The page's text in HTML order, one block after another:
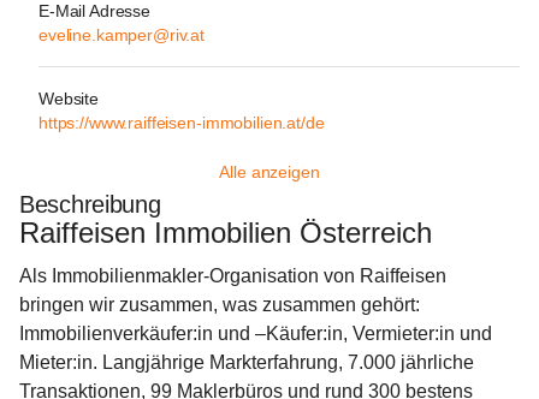
E-Mail Adresse
eveline.kamper@riv.at
Website
https://www.raiffeisen-immobilien.at/de
Alle anzeigen
Beschreibung
Raiffeisen Immobilien Österreich
Als Immobilienmakler-Organisation von Raiffeisen
bringen wir zusammen, was zusammen gehört:
Immobilienverkäufer:in und –Käufer:in, Vermieter:in und
Mieter:in. Langjährige Markterfahrung, 7.000 jährliche
Transaktionen, 99 Maklerbüros und rund 300 bestens